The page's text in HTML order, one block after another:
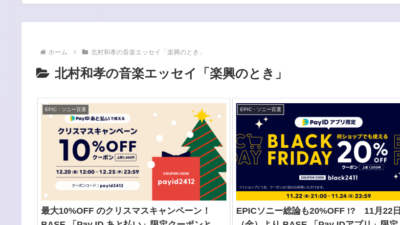
ホーム 北村和孝の音楽エッセイ「楽興のとき」
北村和孝の音楽エッセイ「楽興のとき」
EPIC・ソニー百選
最大10%OFF のクリスマスキャンペーン！
EPIC・ソニー百選
EPICソニー総論も20%OFF !? 11月22日